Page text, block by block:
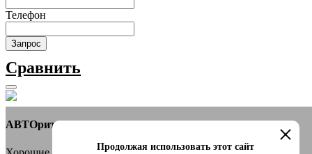
Телефон
Запрос
Сравнить
АВТОритет Автосалон
Продолжая использовать этот сайт